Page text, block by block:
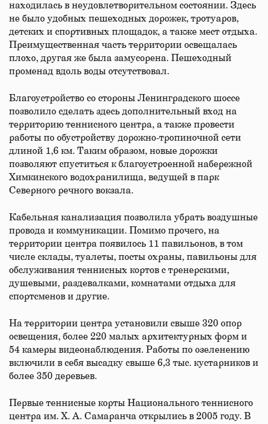
находилась в неудовлетворительном состоянии. Здесь
не было удобных пешеходных дорожек, тротуаров,
детских и спортивных площадок, а также мест отдыха.
Преимущественная часть территории освещалась
плохо, другая же была замусорена. Пешеходный
променад вдоль воды отсутствовал.
Благоустройство со стороны Ленинградского шоссе
позволило сделать здесь дополнительный вход на
территорию теннисного центра, а также провести
работы по обустройству дорожно-тропиночной сети
длиной 1,6 км. Таким образом, новые дорожки
позволяют спуститься к благоустроенной набережной
Химкинского водохранилища, ведущей в парк
Северного речного вокзала.
Кабельная канализация позволила убрать воздушные
провода и коммуникации. Помимо прочего, на
территории центра появилось 11 павильонов, в том
числе склады, туалеты, посты охраны, павильоны для
обслуживания теннисных кортов с тренерскими,
душевыми, раздевалками, комнатами отдыха для
спортсменов и другие.
На территории центра установили свыше 320 опор
освещения, более 220 малых архитектурных форм и
54 камеры видеонаблюдения. Работы по озеленению
включили в себя высадку свыше 6,3 тыс. кустарников и
более 350 деревьев.
Первые теннисные корты Национального теннисного
центра им. Х. А. Самаранча открылись в 2005 году. В